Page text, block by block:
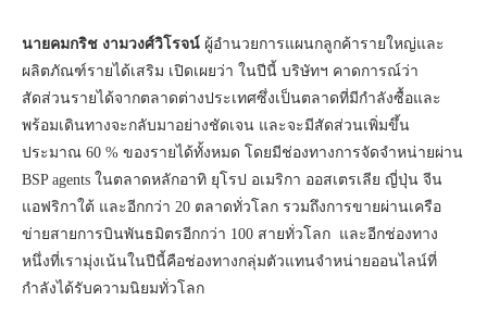
นายคมกริช งามวงศ์วิโรจน์ ผู้อำนวยการแผนกลูกค้ารายใหญ่และ
ผลิตภัณฑ์รายได้เสริม เปิดเผยว่า ในปีนี้ บริษัทฯ คาดการณ์ว่า
สัดส่วนรายได้จากตลาดต่างประเทศซึ่งเป็นตลาดที่มีกำลังซื้อและ
พร้อมเดินทางจะกลับมาอย่างชัดเจน และจะมีสัดส่วนเพิ่มขึ้น
ประมาณ 60 % ของรายได้ทั้งหมด โดยมีช่องทางการจัดจำหน่ายผ่าน
BSP agents ในตลาดหลักอาทิ ยุโรป อเมริกา ออสเตรเลีย ญี่ปุ่น จีน
แอฟริกาใต้ และอีกกว่า 20 ตลาดทั่วโลก รวมถึงการขายผ่านเครือ
ข่ายสายการบินพันธมิตรอีกกว่า 100 สายทั่วโลก และอีกช่องทาง
หนึ่งที่เรามุ่งเน้นในปีนี้คือช่องทางกลุ่มตัวแทนจำหน่ายออนไลน์ที่
กำลังได้รับความนิยมทั่วโลก